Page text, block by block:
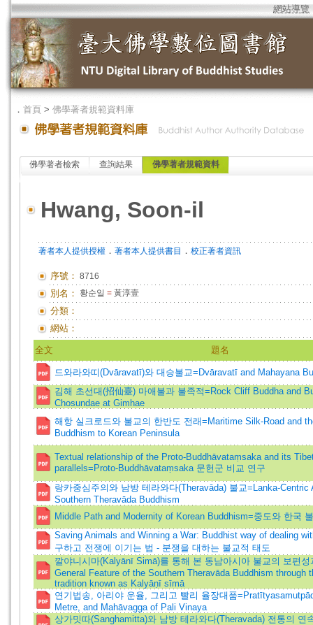
網站導覽
． 首頁 > 佛學著者規範資料庫
佛學著者檢索 查詢結果 佛學著者規範資料
Hwang, Soon-il
著者本人提供授權 ． 著者本人提供書目 ． 校正著者資訊
序號： 8716
別名： 황순일 = 黃淳壹
分類：
網站：
全文 題名
드와라와띠(Dvāravatī)와 대승불교=Dvāravatī and Mahayana
김해 초선대(招仙臺) 마애불과 불족적=Rock Cliff Buddha and
Chosundae at Gimhae
해항 실크로드와 불교의 한반도 전래=Maritime Silk-Road and
Buddhism to Korean Peninsula
Textual relationship of the Proto-Buddhāvataṃsaka and its
parallels=Proto-Buddhāvataṃsaka 문헌군 비교 연구
랑카중심주의와 남방 테라와다(Theravāda) 불교=Lanka-Centric
Southern Theravāda Buddhism
Middle Path and Modernity of Korean Buddhism=중도와 한국
Saving Animals and Winning a War: Buddhist way of dealing
구하고 전쟁에 이기는 법 - 분쟁을 대하는 불교적 태도
깔야니시마(Kalyānī Simā)를 통해 본 동남아시아 불교의 보편
General Feature of the Southern Theravāda Buddhism through
tradition known as Kalyāṇī sīmā
연기법송, 아리야 운율, 그리고 빨리 율장대품
Metre, and Mahāvagga of Pali Vinaya
상가밋따(Sanghamitta)와 남방 테라와다(Theravada) 전통의 연